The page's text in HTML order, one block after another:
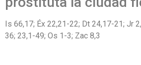
Is 66,17; Éx 22,21-22; Dt 24,17-21; Jr
36; 23,1-49; Os 1-3; Zac 8,3